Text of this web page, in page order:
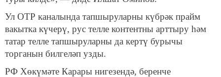
Ул ОТР каналында тапшыруларны күбрәк прайм
вакытка күчерү, рус телле контентны арттыру һәм
татар телле тапшыруларны да кертү бурычы
торганын билгеләп узды.
РФ Хөкүмәте Карары нигезендә, беренче